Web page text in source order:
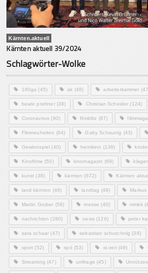
Kärnten.aktuell
Kärnten aktuell 39/2024
Schlagwörter-Wolke
180ga (45) ak (48) arbeiterkammer
beate prettner(38) Christian Scheider (124)
Coronavirus (90) filmblitz (87)
Filmneuheiten (64) Gaby Schaunig (43)
Gewinnspiel (40) heimkino (138)
Kinofilme (50) kinomagazin (69)
kunst (38) kärnten (672) Kärnten
land kärnten (46) landtag (49) Markus
Martin Gruber (58) messe (40) mmkk
nachrichten (280) news(126) peter
sara schaar (47) sebastian schuschnig (38)
sport (52) spö (53) st.veit(49)
Streaming (47) umfrage (45)